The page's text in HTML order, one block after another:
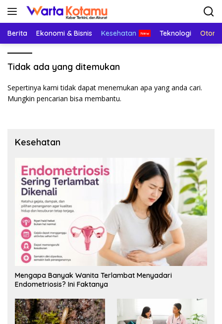
Langsung
Berita Ekonomi & Bisnis Kesehatan Teknologi
Tidak ada yang ditemukan
Sepertinya kami tidak dapat menemukan apa yang anda cari.
Mungkin pencarian bisa membantu.
Kesehatan
Mengapa Banyak Wanita Terlambat Menyadari
Endometriosis? Ini Faktanya